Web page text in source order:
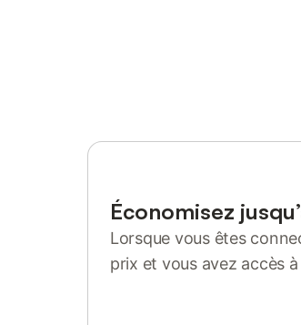
Économisez
Lorsque vous êtes
prix et vous avez accès